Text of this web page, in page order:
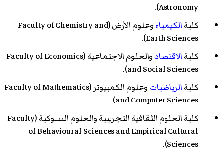
Astronomy).
كليةالكيمياء
وعلوم الأرض (Faculty of Chemistry and
Earth Sciences).
كليةالاقتصاد
والعلوم الاجتماعية (Faculty of Economics
and Social Sciences).
كليةالرياضيات
وعلوم الكمبيوتر (Faculty of Mathematics
and Computer Sciences).
كلية العلوم الثقافية التجريبية والعلوم السلوكية (Faculty
of Behavioural Sciences and Empirical Cultural
Sciences).